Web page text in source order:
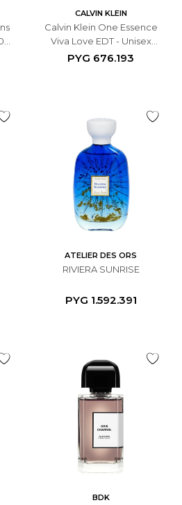
CALVIN KLEIN
Calvin Klein One Essence
Viva Love EDT - Unisex
100mL
PYG 676.193
ATELIER DES ORS
RIVIERA SUNRISE
PYG 1.592.391
BDK